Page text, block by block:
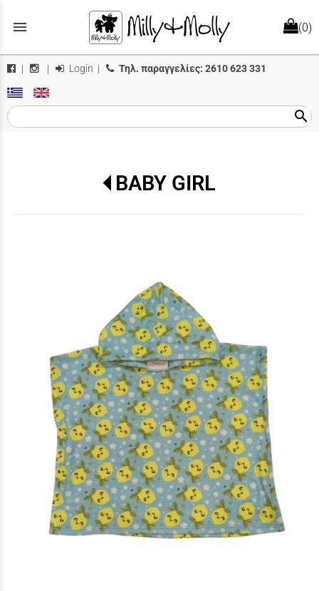
menu (0)
| | Login | Τηλ. παραγγελίες: 2610 623 331
search
BABY GIRL